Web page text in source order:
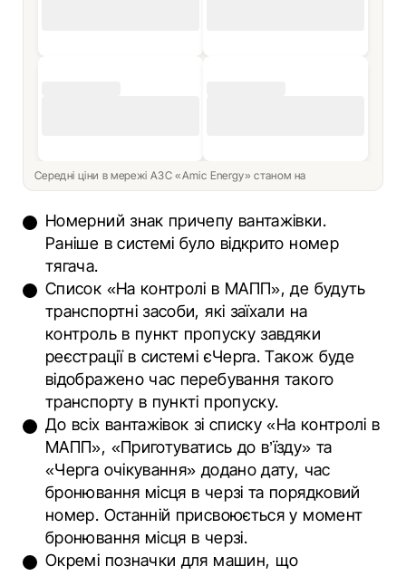
Середні ціни в мережі АЗС «Amic Energy» станом на
Номерний знак причепу вантажівки.
Раніше в системі було відкрито номер
тягача.
Список «На контролі в МАПП», де будуть
транспортні засоби, які заїхали на
контроль в пункт пропуску завдяки
реєстрації в системі єЧерга. Також буде
відображено час перебування такого
транспорту в пункті пропуску.
До всіх вантажівок зі списку «На контролі в
МАПП», «Приготуватись до в’їзду» та
«Черга очікування» додано дату, час
бронювання місця в черзі та порядковий
номер. Останній присвоюється у момент
бронювання місця в черзі.
Окремі позначки для машин, що